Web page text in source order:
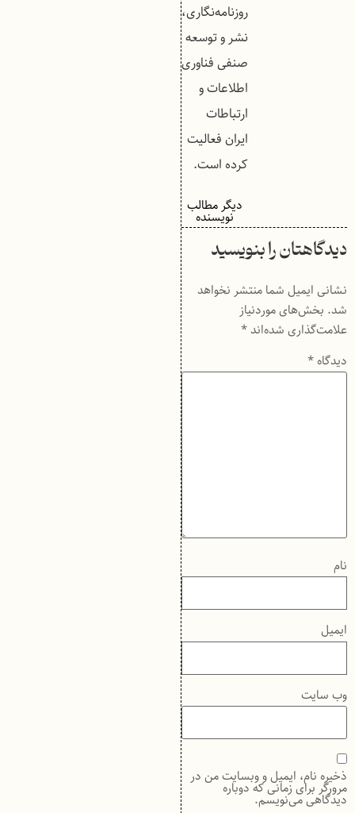
روزنامه‌نگاری،
نشر و توسعه
صنفی فناوری
اطلاعات و
ارتباطات
ایران فعالیت
کرده است.
دیگر مطالب
نویسنده
دیدگاهتان را بنویسید
نشانی ایمیل شما منتشر نخواهد
شد. بخش‌های موردنیاز
علامت‌گذاری شده‌اند*
دیدگاه*
نام
ایمیل
وب‌ سایت
ذخیره نام، ایمیل و وبسایت من در
مرورگر برای زمانی که دوباره
دیدگاهی می‌نویسم.